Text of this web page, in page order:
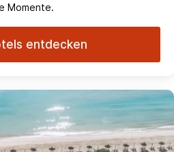
Momente.
entdecken